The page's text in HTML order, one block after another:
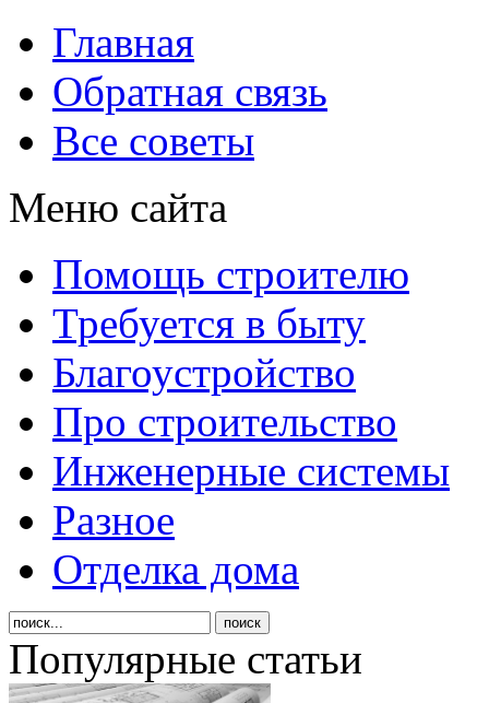
Главная
Обратная связь
Все советы
Меню сайта
Помощь строителю
Требуется в быту
Благоустройство
Про строительство
Инженерные системы
Разное
Отделка дома
Популярные статьи